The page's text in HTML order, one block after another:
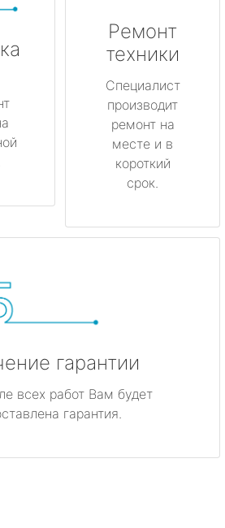
Ремонт
техники
Специалист
производит
ремонт на
месте и в
короткий
срок.
гарантии
всех работ Вам будет
гарантия.